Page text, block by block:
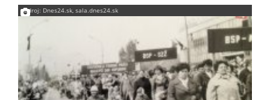
Zdroj: Dnes24.sk, sala.dnes24.sk